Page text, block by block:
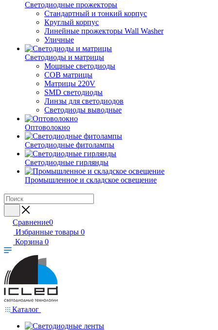
Светодиодные прожекторы
Стандартный и тонкий корпус
Круглый корпус
Линейные прожекторы Wall Washer
Уличные
Светодиоды и матрицы
Мощные светодиоды
COB матрицы
Матрицы 220V
SMD светодиоды
Линзы для светодиодов
Светодиоды выводные
Оптоволокно
Светодиодные фитолампы
Светодиодные гирлянды
Промышленное и складское освещение
Сравнение0
Избранные товары 0
Корзина 0
Каталог